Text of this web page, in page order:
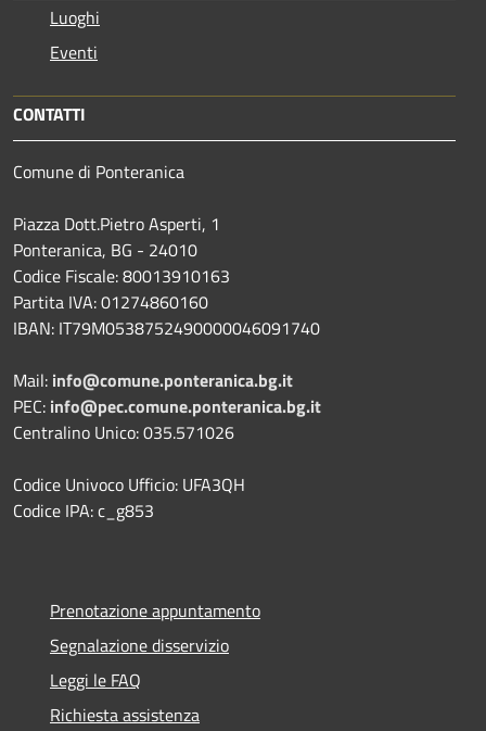
Luoghi
Eventi
CONTATTI
Comune di Ponteranica
Piazza Dott.Pietro Asperti, 1
Ponteranica, BG - 24010
Codice Fiscale: 80013910163
Partita IVA: 01274860160
IBAN: IT79M0538752490000046091740
Mail: info@comune.ponteranica.bg.it
PEC: info@pec.comune.ponteranica.bg.it
Centralino Unico: 035.571026
Codice Univoco Ufficio: UFA3QH
Codice IPA: c_g853
Prenotazione appuntamento
Segnalazione disservizio
Leggi le FAQ
Richiesta assistenza